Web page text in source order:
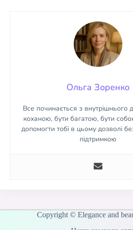
Ольга Зоренко
Все починається з внутрішнього
коханою, бути багатою, бути
допомогти тобі в цьому дозволі
підтримкою
Copyright © Elegance and